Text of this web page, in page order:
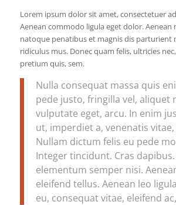
Lorem ipsum dolor sit amet, consectetuer
Aenean commodo ligula eget dolor. Aenean
natoque penatibus et magnis dis parturient
ridiculus mus. Donec quam felis, ultricies
pretium quis, sem.
Nulla consequat massa quis
pede justo, fringilla vel, aliquet
vulputate eget, arcu. In enim
ut, imperdiet a, venenatis
Nullam dictum felis eu pede
Integer tincidunt. Cras
elementum semper nisi.
eleifend tellus. Aenean leo
eu, consequat vitae, eleifend